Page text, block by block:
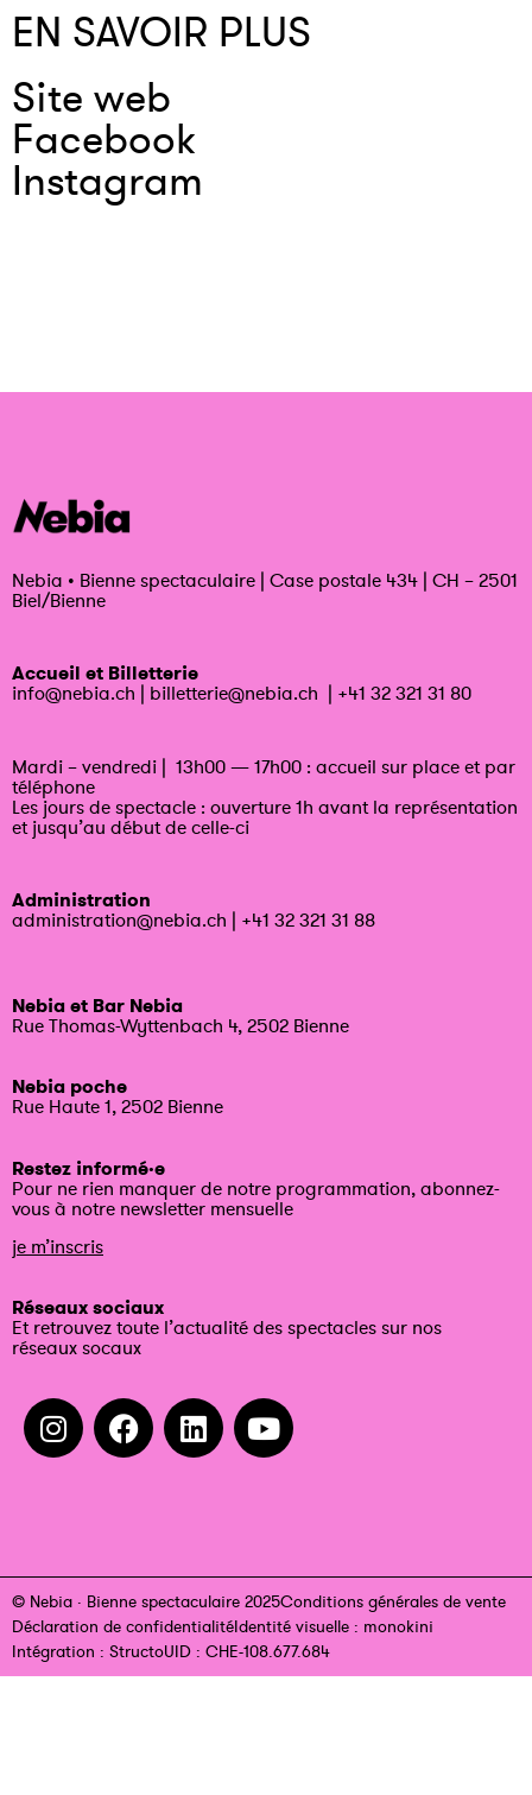
EN SAVOIR PLUS
Site web
Facebook
Instagram
Nebia • Bienne spectaculaire | Case postale 434 | CH – 2501
Biel/Bienne
Accueil et Billetterie
info@nebia.ch | billetterie@nebia.ch | +41 32 321 31 80
Mardi – vendredi | 13h00 — 17h00 : accueil sur place et par
téléphone
Les jours de spectacle : ouverture 1h avant la représentation
et jusqu’au début de celle-ci
Administration
administration@nebia.ch | +41 32 321 31 88
Nebia et Bar Nebia
Rue Thomas-Wyttenbach 4, 2502 Bienne
Nebia poche
Rue Haute 1, 2502 Bienne
Restez informé·e
Pour ne rien manquer de notre programmation, abonnez-
vous à notre newsletter mensuelle
je m’inscris
Réseaux sociaux
Et retrouvez toute l’actualité des spectacles sur nos
réseaux socaux
© Nebia · Bienne spectaculaire 2025Conditions générales de vente
Déclaration de confidentialitéIdentité visuelle : monokini
Intégration : StructoUID : CHE-108.677.684